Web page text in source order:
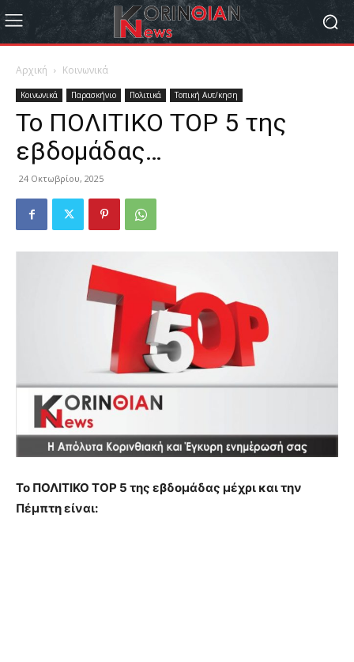
Αρχική Κοινωνικά
Κοινωνικά Παρασκήνιο Πολιτικά Τοπική Αυτ/κηση
Το ΠΟΛΙΤΙΚΟ ΤΟΡ 5 της
εβδομάδας…
24 Οκτωβρίου, 2025
Το ΠΟΛΙΤΙΚΟ ΤΟΡ 5 της εβδομάδας μέχρι και την
Πέμπτη είναι: